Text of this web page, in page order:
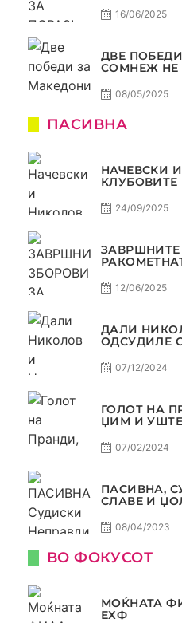
16/06/2025
ДВЕ
СОМНЕЖ НЕ
08/05/2025
ПАСИВНА
НАЧЕВСКИ
КЛУБОВИТЕ
С5Е224/09/2025
С4Е11
12/06/2025
ДАЛИ
ОДСУДИЛЕ
07/12/2024
ГОЛОТ НА
ЏИМ И
САМО
07/02/2024
ПАСИВНА,
СЛАВЕ И
08/04/2023
ВО ФОКУСОТ
МОЌНАТА
ЕХФ